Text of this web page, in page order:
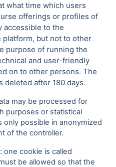
what time which users
offerings or profiles of
accessible to the
but not to other
purpose of running the
and user-friendly
on to other persons. The
deleted after 180 days.
may be processed for
purposes or statistical
only possible in anonymized
of the controller.
one cookie is called
be allowed so that the